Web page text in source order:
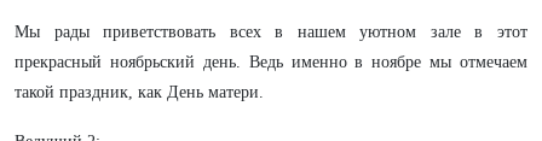
Мы рады приветствовать всех в нашем уютном зале в этот
прекрасный ноябрьский день. Ведь именно в ноябре мы отмечаем
такой праздник, как День матери.